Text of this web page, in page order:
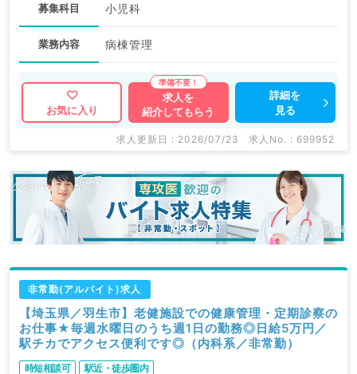
募集科目 小児科
業務内容 病棟管理
お気に入り
求人を
紹介してもらう
詳細を
見る
求人更新日 : 2026/07/23 求人No. : 699952
非常勤(アルバイト)求人
【埼玉県／羽生市】老健施設での健康管理・定期診察の
お仕事★毎週水曜日のうち週1日の勤務◎日給5万円／
駅チカでアクセス便利です◎（内科系／非常勤）
時短相談可 駅近・徒歩圏内